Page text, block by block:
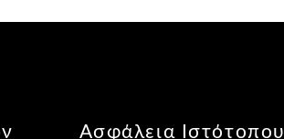
Ασφάλεια Ιστότοπου